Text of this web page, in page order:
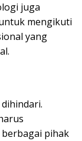
juga
mengikuti
yang
pihak